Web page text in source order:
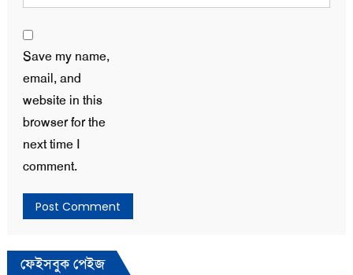
Save my name,
email, and
website in this
browser for the
next time I
comment.
ফেইসবুক পেইজ